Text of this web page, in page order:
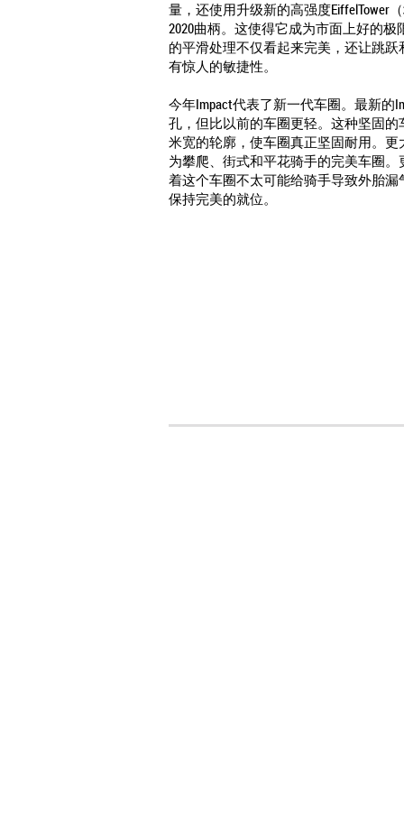
量，还使用升级新的高强度EiffelTower
2020曲柄。这使得它成为市面上好的极
的平滑处理不仅看起来完美，还让跳跃
有惊人的敏捷性。
今年Impact代表了新一代车圈。最新的
孔，但比以前的车圈更轻。这种坚固的
米宽的轮廓，使车圈真正坚固耐用。更
为攀爬、街式和平花骑手的完美车圈。
着这个车圈不太可能给骑手导致外胎漏
保持完美的就位。